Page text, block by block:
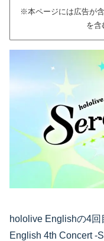
※本ページには広告が
を含
hololive Englishの4
English 4th Concert -